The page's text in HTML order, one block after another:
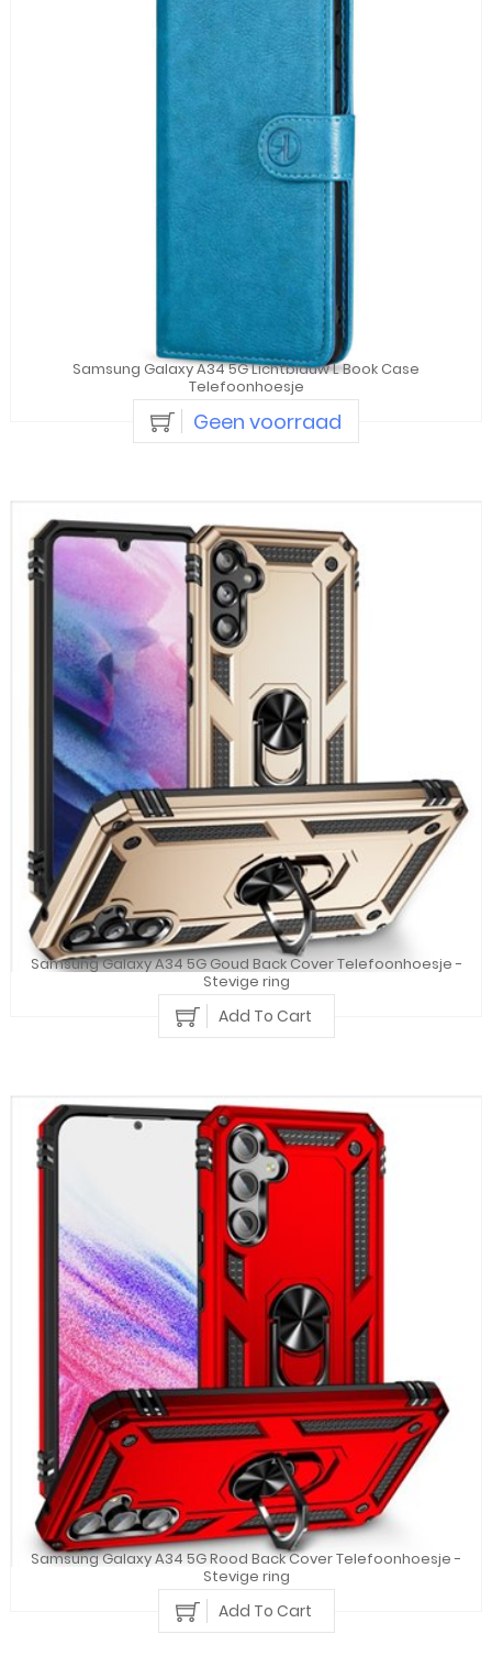
Samsung Galaxy A34 5G Lichtblauw L Book Case
Telefoonhoesje
Geen voorraad
Samsung Galaxy A34 5G Goud Back Cover Telefoonhoesje -
Stevige ring
Add To Cart
Samsung Galaxy A34 5G Rood Back Cover Telefoonhoesje -
Stevige ring
Add To Cart